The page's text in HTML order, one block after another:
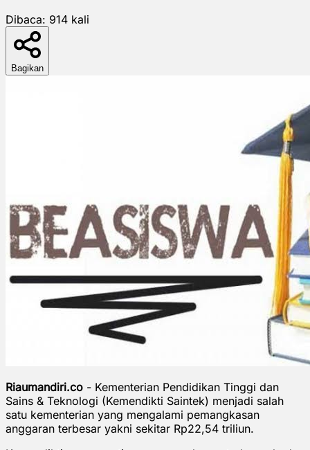
Dibaca: 914 kali
Bagikan
Riaumandiri.co - Kementerian Pendidikan Tinggi dan
Sains & Teknologi (Kemendikti Saintek) menjadi salah
satu kementerian yang mengalami pemangkasan
anggaran terbesar yakni sekitar Rp22,54 triliun.